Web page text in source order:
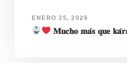
ENERO 25, 2026
𝐌𝐮𝐜𝐡𝐨 𝐦𝐚́𝐬 𝐪𝐮𝐞